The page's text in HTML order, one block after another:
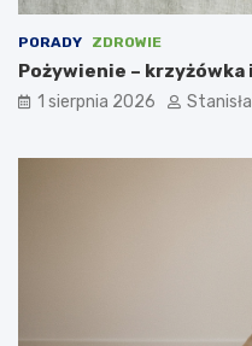
PORADY ZDROWIE
Pożywienie – krzyżówka
1 sierpnia 2026